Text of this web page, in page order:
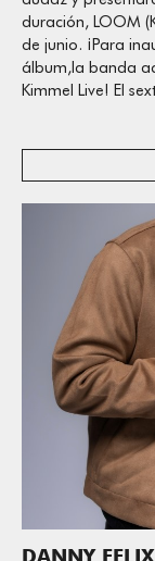
duración, LOOM
de junio. ¡Para
álbum,la banda
Kimmel Live! El
DANNY